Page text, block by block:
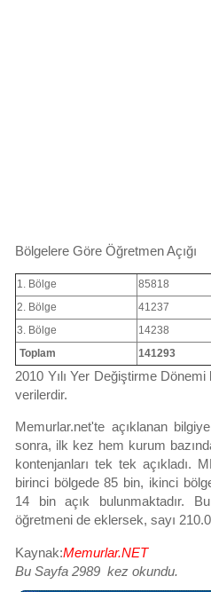
Bölgelere Göre Öğretmen Açığı
1. Bölge
85818
2. Bölge
41237
3. Bölge
14238
Toplam
141293
2010 Yılı Yer Değiştirme
verilerdir.
Memurlar.net'te açıklanan
sonra, ilk kez hem kurum
kontenjanları tek tek açıkladı.
birinci bölgede 85 bin, ikinci
14 bin açık bulunmaktadır.
öğretmeni de eklersek, sayı
Kaynak:Memurlar.NET
Bu Sayfa 2989 kez okundu.